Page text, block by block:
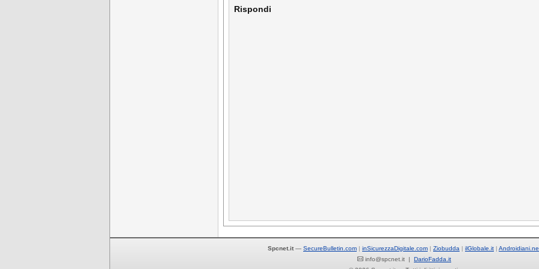
Rispondi
Spcnet.it — SecureBulletin.com inSicurezzaDigitale.com Ziobudda ilGlobale.it
info@spcnet.it | DarioFadda.it